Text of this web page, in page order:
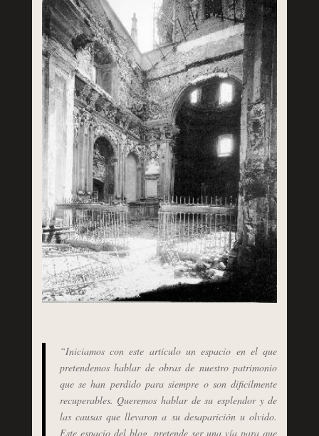
“Iniciamos con este artículo un espacio en el que
pretendemos hablar de obras de nuestro patrimonio
que se han perdido para siempre o son dificilmente
recuperables. Queremos hablar de su esplendor y de
las causas que llevaron a su desaparición u olvido.
Este espacio del blog, pretende ser una vía para que